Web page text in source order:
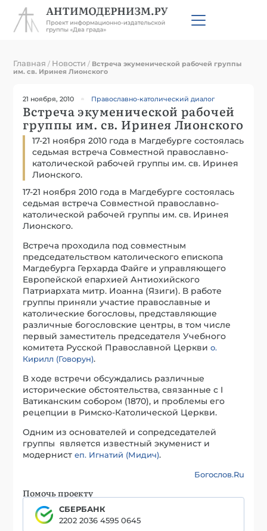
Главная / Новости / Встреча экуменической рабочей группы
им. св. Иринея Лионского
21 ноября, 2010 Православно-католический диалог
Встреча экуменической рабочей
группы им. св. Иринея Лионского
17-21 ноября 2010 года в Магдебурге состоялась
седьмая встреча Совместной православно-
католической рабочей группы им. св. Иринея
Лионского.
17-21 ноября 2010 года в Магдебурге состоялась
седьмая встреча Совместной православно-
католической рабочей группы им. св. Иринея
Лионского.
Встреча проходила под совместным
председательством католического епископа
Магдебурга Герхарда Файге и управляющего
Европейской епархией Антиохийского
Патриархата митр. Иоанна (Язиги). В работе
группы приняли участие православные и
католические богословы, представляющие
различные богословские центры, в том числе
первый заместитель председателя Учебного
комитета Русской Православной Церквио.
Кирилл (Говорун).
В ходе встречи обсуждались различные
исторические обстоятельства, связанные с I
Ватиканским собором (1870), и проблемы его
рецепции в Римско-Католической Церкви.
Одним из основателей и сопредседателей
группы является известный экуменист и
модернистеп. Игнатий (Мидич).
Богослов.Ru
Помочь проекту
СБЕРБАНК
2202 2036 4595 0645